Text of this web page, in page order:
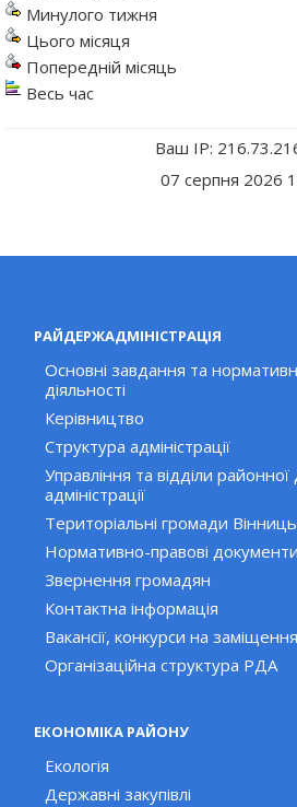
Минулого тижня
Цього місяця
Попередній місяць
Весь час
Ваш IP:
07 серпня 2026
РАЙДЕРЖАДМІНІСТРАЦІЯ
Основні завдання та
діяльності
Керівництво
Структура адміністрації
Управління та відділи
адміністрації
Територіальні громади
Нормативно-правові документи
Звернення громадян
Контактна інформація
Вакансії, конкурси на
Організаційна структура РДА
ЕКОНОМІКА РАЙОНУ
Екологія
Державні закупівлі